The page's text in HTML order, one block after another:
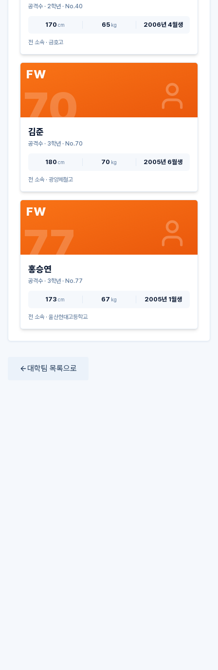
공격수· 2학년 · No.40
170 cm 65 kg 2006년 4월생
전 소속 · 금호고
FW
70
김준
공격수· 3학년 · No.70
180 cm 70 kg 2005년 6월생
전 소속 · 광양제철고
FW
77
홍승연
공격수· 3학년 · No.77
173 cm 67 kg 2005년 1월생
전 소속 · 울산현대고등학교
대학팀 목록으로